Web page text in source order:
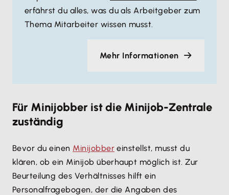
erfährst du alles, was du als Arbeitgeber zum
Thema Mitarbeiter wissen musst.
Mehr Informationen
Für Minijobber ist die Minijob-Zentrale
zuständig
Bevor du einen Minijobber einstellst, musst du
klären, ob ein Minijob überhaupt möglich ist. Zur
Beurteilung des Verhältnisses hilft ein
Personalfragebogen, der die Angaben des